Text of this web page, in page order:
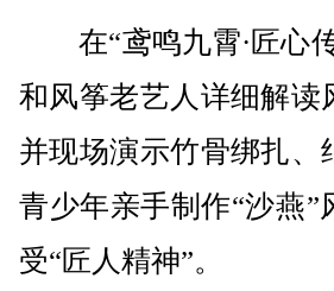
在“鸢鸣九霄·匠心
和风筝老艺人详细解读
并现场演示竹骨绑扎
青少年亲手制作“沙燕
受“匠人精神”。